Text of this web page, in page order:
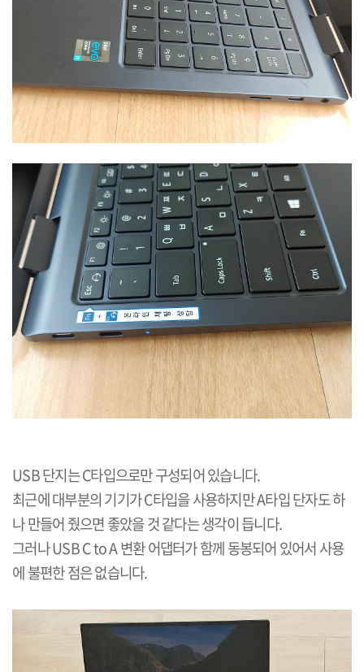
USB 단지는 C타입으로만 구성되어 있습니다.
최근에 대부분의 기기가 C타입을 사용하지만 A타입 단자도 하
나 만들어 줬으면 좋았을 것 같다는 생각이 듭니다.
그러나 USB C to A 변환 어댑터가 함께 동봉되어 있어서 사용
에 불편한 점은 없습니다.